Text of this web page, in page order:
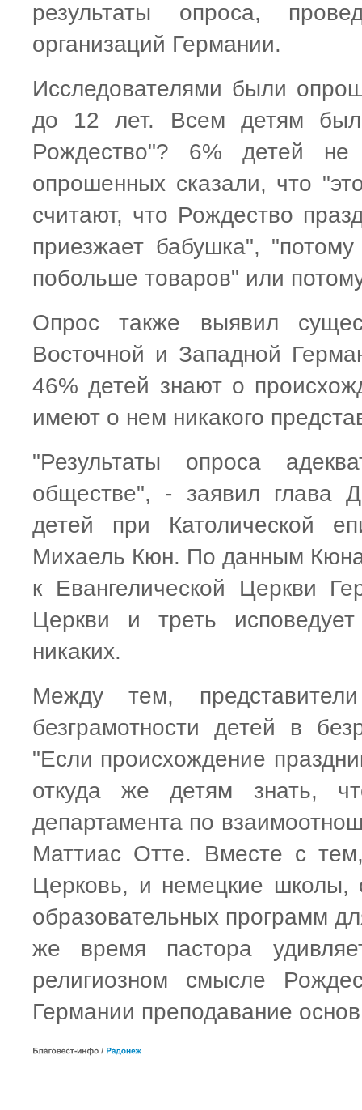
результаты опроса,
организаций Германии.
Исследователями были
до 12 лет. Всем детям был
Рождество"? 6% детей не
опрошенных сказали, что
считают, что Рождество
приезжает бабушка",
побольше товаров" или
Опрос также выявил
Восточной и Западной
46% детей знают о
имеют о нем никакого
"Результаты опроса
обществе", - заявил глава
детей при Католической
Михаель Кюн. По данным
к Евангелической Церкви
Церкви и треть
никаких.
Между тем,
безграмотности детей в
"Если происхождение
откуда же детям знать,
департамента по
Маттиас Отте. Вместе с
Церковь, и немецкие школы,
образовательных программ
же время пастора
религиозном смысле
Германии преподавание